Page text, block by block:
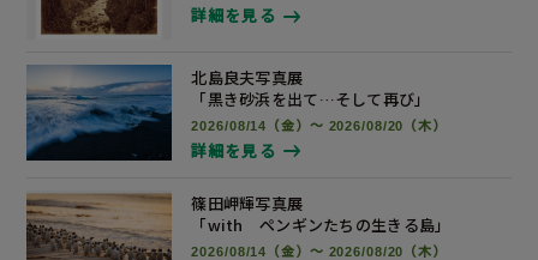
詳細を見る
北島良夫写真展
「黒き砂浜を出て…そして再び」
2026/08/14（金）～ 2026/08/20（木）
詳細を見る
篠田岬輝写真展
「with ペンギンたちの生きる島」
2026/08/14（金）～ 2026/08/20（木）